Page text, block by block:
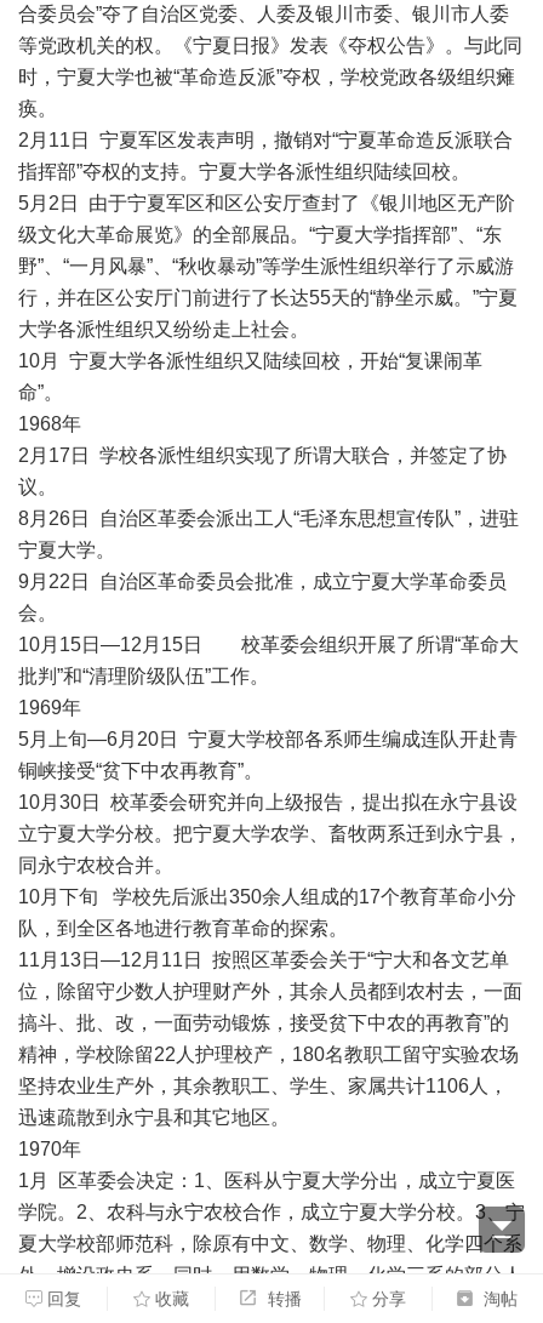
合委员会”夺了自治区党委、人委及银川市委、银川市人委
等党政机关的权。《宁夏日报》发表《夺权公告》。与此同
时，宁夏大学也被“革命造反派”夺权，学校党政各级组织瘫
痪。
2月11日 宁夏军区发表声明，撤销对“宁夏革命造反派联合
指挥部”夺权的支持。宁夏大学各派性组织陆续回校。
5月2日 由于宁夏军区和区公安厅查封了《银川地区无产阶
级文化大革命展览》的全部展品。“宁夏大学指挥部”、“东
野”、“一月风暴”、“秋收暴动”等学生派性组织举行了示威游
行，并在区公安厅门前进行了长达55天的“静坐示威。”宁夏
大学各派性组织又纷纷走上社会。
10月 宁夏大学各派性组织又陆续回校，开始“复课闹革
命”。
1968年
2月17日 学校各派性组织实现了所谓大联合，并签定了协
议。
8月26日 自治区革委会派出工人“毛泽东思想宣传队”，进驻
宁夏大学。
9月22日 自治区革命委员会批准，成立宁夏大学革命委员
会。
10月15日—12月15日 校革委会组织开展了所谓“革命大
批判”和“清理阶级队伍”工作。
1969年
5月上旬—6月20日 宁夏大学校部各系师生编成连队开赴青
铜峡接受“贫下中农再教育”。
10月30日 校革委会研究并向上级报告，提出拟在永宁县设
立宁夏大学分校。把宁夏大学农学、畜牧两系迁到永宁县，
同永宁农校合并。
10月下旬 学校先后派出350余人组成的17个教育革命小分
队，到全区各地进行教育革命的探索。
11月13日—12月11日 按照区革委会关于“宁大和各文艺单
位，除留守少数人护理财产外，其余人员都到农村去，一面
搞斗、批、改，一面劳动锻炼，接受贫下中农的再教育”的
精神，学校除留22人护理校产，180名教职工留守实验农场
坚持农业生产外，其余教职工、学生、家属共计1106人，
迅速疏散到永宁县和其它地区。
1970年
1月 区革委会决定：1、医科从宁夏大学分出，成立宁夏医
学院。2、农科与永宁农校合作，成立宁夏大学分校。3、宁
夏大学校部师范科，除原有中文、数学、物理、化学四个系
外，增设政史系。同时，用数学、物理、化学三系的部分人
力、物力，积极创办工科。
回复 收藏 转播 分享 淘帖